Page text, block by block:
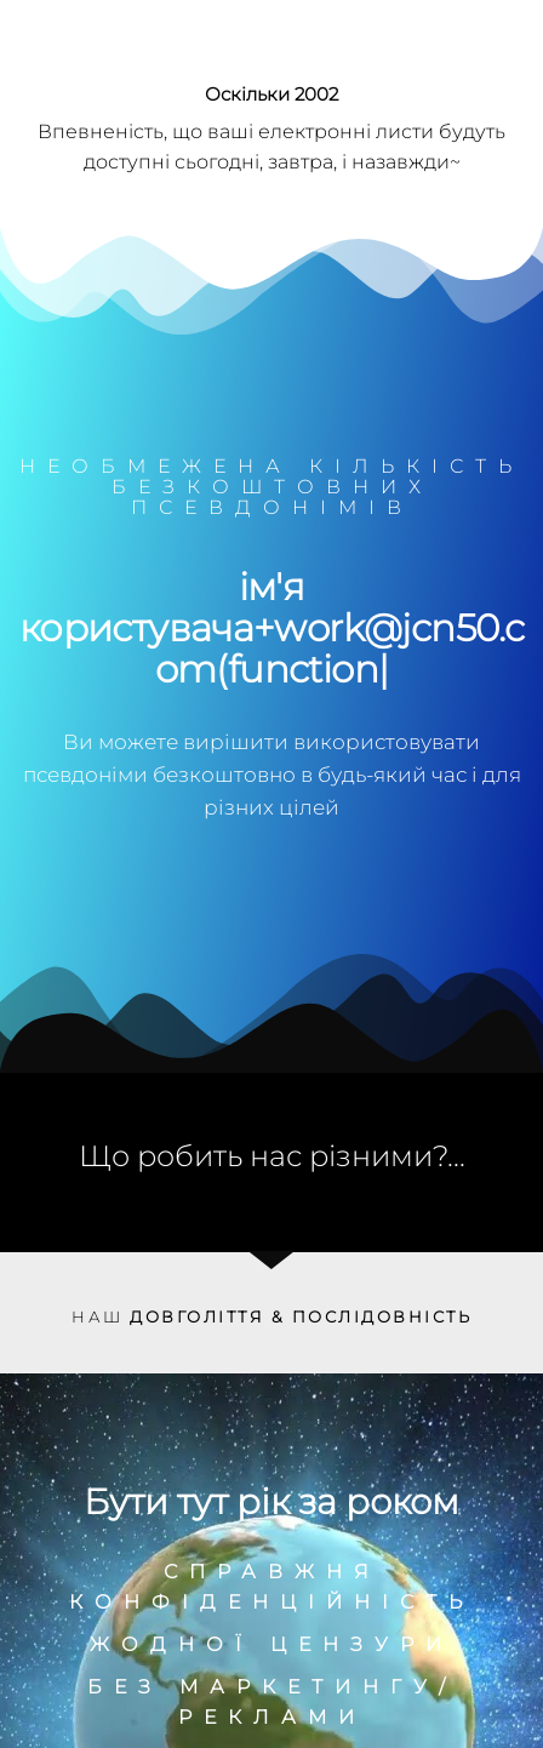
Оскільки 2002
Впевненість, що ваші електронні листи будуть
доступні сьогодні, завтра, і назавжди~
НЕОБМЕЖЕНА КІЛЬКІСТЬ
БЕЗКОШТОВНИХ
ПСЕВДОНІМІВ
ім'я
користувача+work@jcn50.c
om(function() {var
Ви можете вирішити використовувати
псевдоніми безкоштовно в будь-який час і для
Бути тут рік за роком
СПРАВЖНЯ
КОНФІДЕНЦІЙНІСТЬ
ЖОДНОЇ ЦЕНЗУРИ
БЕЗ МАРКЕТИНГУ/